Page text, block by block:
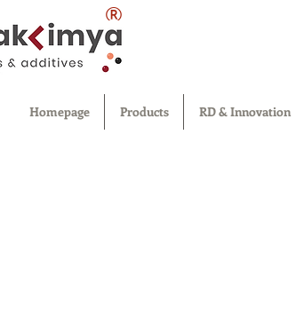
®
Homepage Products RD & Innovation